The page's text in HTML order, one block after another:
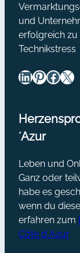
und
erfolgreich zu
Technikstress
LinkedIn Pinterest Facebook X
´Azur
Leben und
Ganz oder
habe es
wenn du
erfahren zum
Côte d´Azur